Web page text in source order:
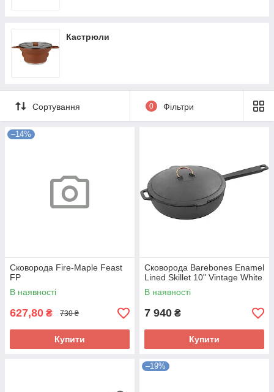
Кастрюли
Сортування 0 Фільтри
–14%
Сковорода Fire-Maple Feast
FP
В наявності
627,80 ₴ 730 ₴
Купити
Сковорода Barebones Enamel
Lined Skillet 10" Vintage White
В наявності
7 940 ₴
Купити
–19%